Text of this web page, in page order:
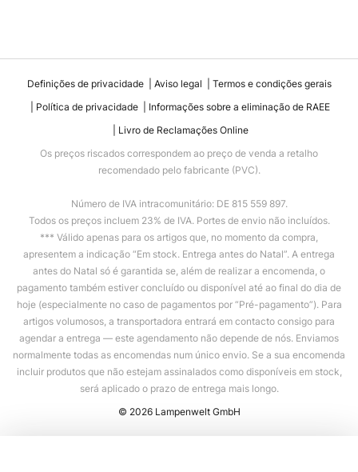
Definições de privacidade Aviso legal
Termos e condições gerais
Política de privacidade
Informações sobre a eliminação de RAEE
Livro de Reclamações Online
Os preços riscados correspondem ao preço de venda a retalho
recomendado pelo fabricante (PVC).
Número de IVA intracomunitário: DE 815 559 897.
Todos os preços incluem 23% de IVA. Portes de envio não incluídos.
*** Válido apenas para os artigos que, no momento da compra,
apresentem a indicação “Em stock. Entrega antes do Natal”. A entrega
antes do Natal só é garantida se, além de realizar a encomenda, o
pagamento também estiver concluído ou disponível até ao final do dia de
hoje (especialmente no caso de pagamentos por “Pré-pagamento”). Para
artigos volumosos, a transportadora entrará em contacto consigo para
agendar a entrega — este agendamento não depende de nós. Enviamos
normalmente todas as encomendas num único envio. Se a sua encomenda
incluir produtos que não estejam assinalados como disponíveis em stock,
será aplicado o prazo de entrega mais longo.
© 2026 Lampenwelt GmbH